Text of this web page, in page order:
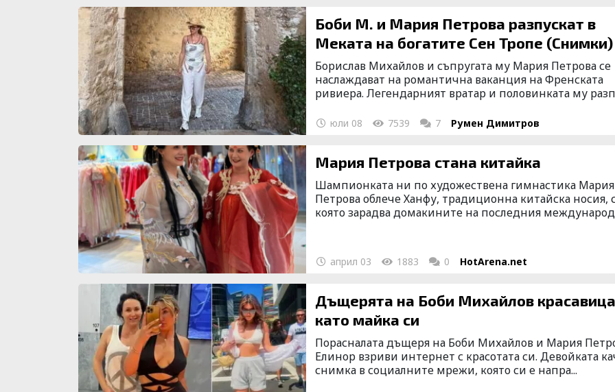
Боби М. и Мария Петрова разпускат в
Меката на богатите Сен Тропе (Снимки)
Борислав Михайлов и съпругата му Мария Петрова се
наслаждават на романтична ваканция на Френската
ривиера. Легендарният вратар и половинката му
юли 08 7539 7 Румен Димитров
Мария Петрова стана китайка
Шампионката ни по художествена гимнастика Мария
Петрова облече Ханфу, традиционна китайска носия,
която зарадва домакините на последния
април 03 1883 0 HotArena.net
Дъщерята на Боби Михайлов красавица
като майка си
Порасналата дъщеря на Боби Михайлов и Мария
Елинор взриви интернет с красотата си. Девойката
снимка в социалните мрежи, която си е напра...